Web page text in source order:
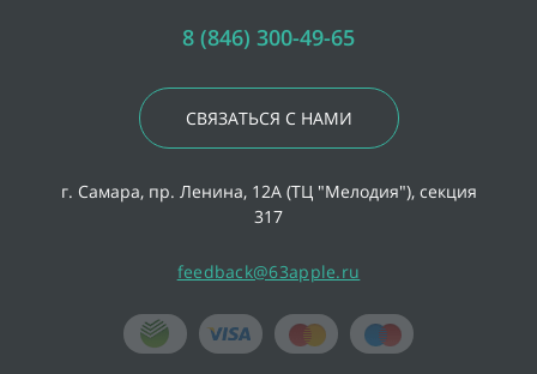
8 (846) 300-49-65
СВЯЗАТЬСЯ С НАМИ
г. Самара, пр. Ленина, 12А (ТЦ "Мелодия"), секция
317
feedback@63apple.ru